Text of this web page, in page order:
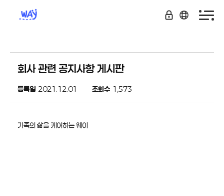
회사 관련 공지사항 게시판
등록일 2021.12.01 조회수 1,573
가족의 삶을 케어하는 웨이